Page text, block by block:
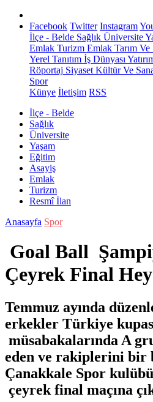
Facebook Twitter Instagram
İlçe - Belde Sağlık Üniversite
Emlak Turizm Emlak Tarım Ve
Yerel Tanıtım İş Dünyası
Röportaj Siyaset Kültür Ve
Spor
Künye İletişim RSS
İlçe - Belde
Sağlık
Üniversite
Yaşam
Eğitim
Asayiş
Emlak
Turizm
Resmî İlan
Anasayfa Spor
Goal Ball
Çeyrek Final
Temmuz ayında
erkekler Türkiye
müsabakalarında A
eden ve rakiplerini bir
Çanakkale Spor
çeyrek final maçına